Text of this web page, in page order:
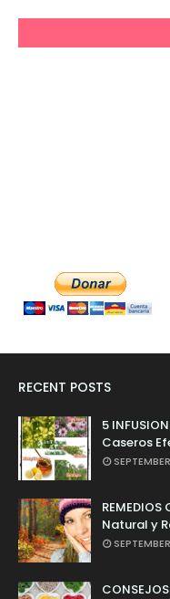
RECENT POSTS
5
Caseros
REMEDIOS
Natural y
CONSEJOS